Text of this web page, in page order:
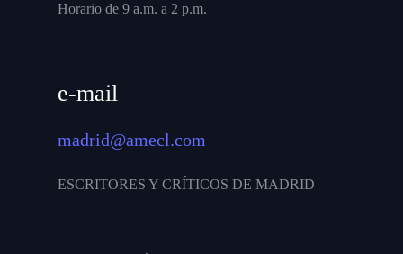
Horario de 9 a.m. a 2 p.m.
e-mail
madrid@amecl.com
ESCRITORES Y CRÍTICOS DE MADRID